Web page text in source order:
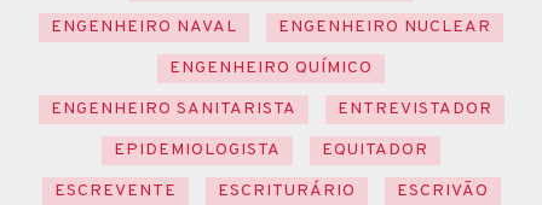
ENGENHEIRO NAVAL
ENGENHEIRO NUCLEAR
ENGENHEIRO QUÍMICO
ENGENHEIRO SANITARISTA
ENTREVISTADOR
EPIDEMIOLOGISTA
EQUITADOR
ESCREVENTE
ESCRITURÁRIO
ESCRIVÃO